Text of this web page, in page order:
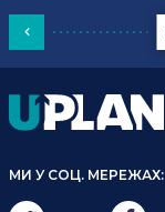
МИ У СОЦ. МЕРЕЖАХ: